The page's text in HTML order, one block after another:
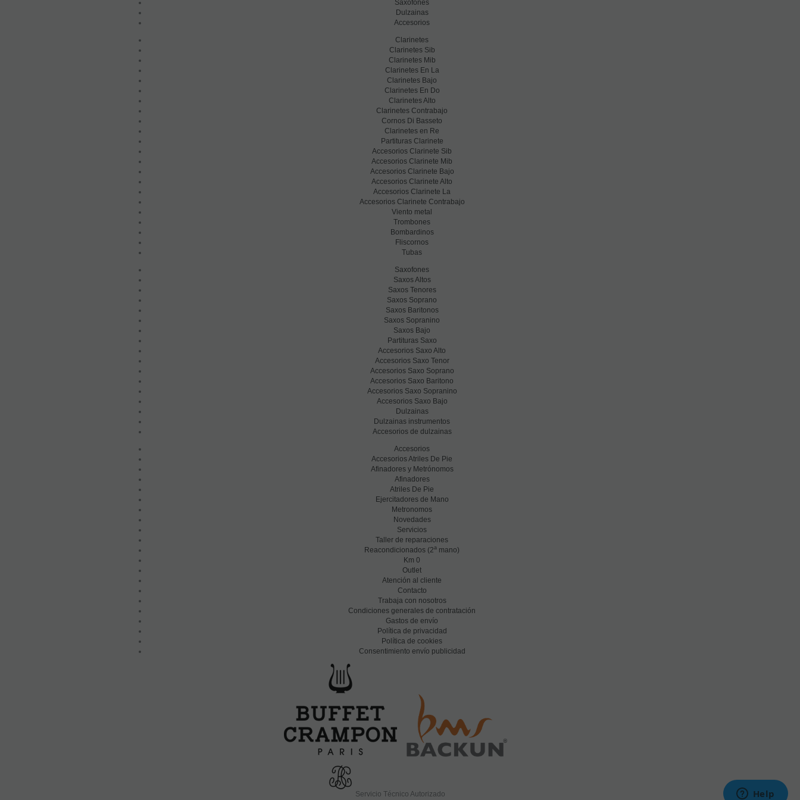
Saxofones
Dulzainas
Accesorios
Clarinetes
Clarinetes Sib
Clarinetes Mib
Clarinetes En La
Clarinetes Bajo
Clarinetes En Do
Clarinetes Alto
Clarinetes Contrabajo
Cornos Di Basseto
Clarinetes en Re
Partituras Clarinete
Accesorios Clarinete Sib
Accesorios Clarinete Mib
Accesorios Clarinete Bajo
Accesorios Clarinete Alto
Accesorios Clarinete La
Accesorios Clarinete Contrabajo
Viento metal
Trombones
Bombardinos
Fliscornos
Tubas
Saxofones
Saxos Altos
Saxos Tenores
Saxos Soprano
Saxos Baritonos
Saxos Sopranino
Saxos Bajo
Partituras Saxo
Accesorios Saxo Alto
Accesorios Saxo Tenor
Accesorios Saxo Soprano
Accesorios Saxo Baritono
Accesorios Saxo Sopranino
Accesorios Saxo Bajo
Dulzainas
Dulzainas instrumentos
Accesorios de dulzainas
Accesorios
Accesorios Atriles De Pie
Afinadores y Metrónomos
Afinadores
Atriles De Pie
Ejercitadores de Mano
Metronomos
Novedades
Servicios
Taller de reparaciones
Reacondicionados (2a mano)
Km 0
Outlet
Atención al cliente
Contacto
Trabaja con nosotros
Condiciones generales de contratación
Gastos de envío
Política de privacidad
Política de cookies
Consentimiento envío publicidad
Servicio Técnico Autorizado